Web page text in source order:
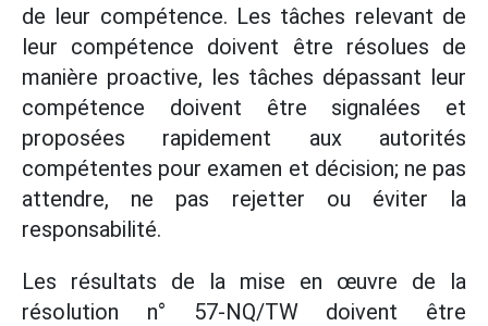
de leur compétence. Les tâches relevant de
leur compétence doivent être résolues de
manière proactive, les tâches dépassant leur
compétence doivent être signalées et
proposées rapidement aux autorités
compétentes pour examen et décision; ne pas
attendre, ne pas rejetter ou éviter la
responsabilité.
Les résultats de la mise en œuvre de la
résolution n° 57-NQ/TW doivent être